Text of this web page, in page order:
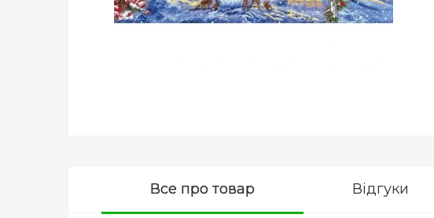
Все про товар Відгуки